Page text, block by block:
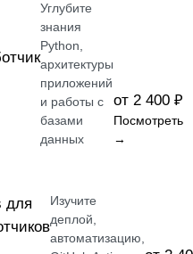
Углубите
знания
Python,
архитектуры
приложений
и работы с
базами
данных
от 2 400 ₽
Посмотреть
→
для
Изучите
деплой,
автоматизацию,